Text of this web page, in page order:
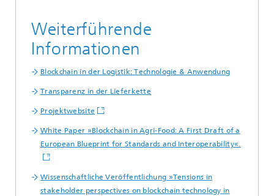
Weiterführende
Informationen
Blockchain in der Logistik: Technologie & Anwendung
Transparenz in der Lieferkette
Projektwebsite
White Paper »Blockchain in Agri-Food: A First Draft of a
European Blueprint for Standards and Interoperability«.
Wissenschaftliche Veröffentlichung »Tensions in
stakeholder perspectives on blockchain technology in